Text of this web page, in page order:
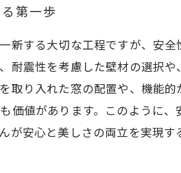
たの家も守れる！デザインと安
第一歩
新する大切な工程ですが、安
耐震性を考慮した壁材の選択
取り入れた窓の配置や、機能
価値があります。このように
が安心と美しさの両立を実現